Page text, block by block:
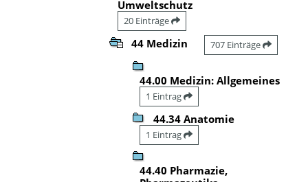
Umweltschutz
20 Einträge
44 Medizin 707 Einträge
44.00 Medizin: Allgemeines
1 Eintrag
44.34 Anatomie
1 Eintrag
44.40 Pharmazie,